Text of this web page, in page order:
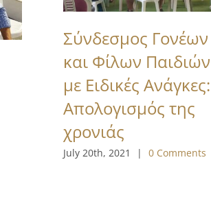
Σύνδεσμος Γονέων
και Φίλων Παιδιών
με Ειδικές Ανάγκες:
Απολογισμός της
χρονιάς
July 20th, 2021 | 0 Comments